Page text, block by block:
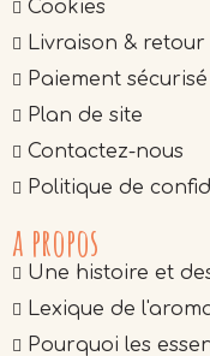
Cookies
Livraison & retour
Paiement sécurisé
Plan de site
Contactez-nous
Politique de
a propos
Une histoire et
Lexique de
Pourquoi les